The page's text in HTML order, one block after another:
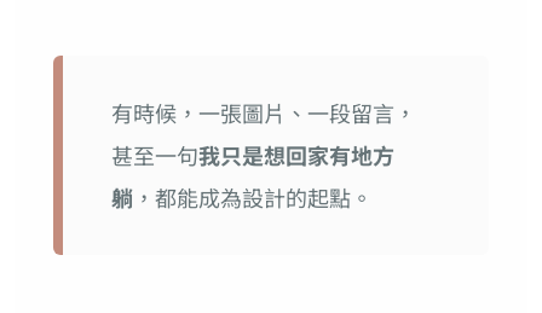
有時候，一張圖片、一段留言，
甚至一句我只是想回家有地方
躺，都能成為設計的起點。